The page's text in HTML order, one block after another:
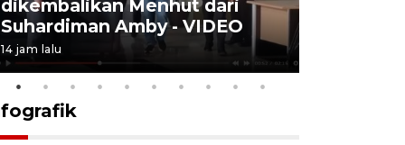
dikembalikan Menhut dari
Suhardiman Amby - VIDEO
14 jam lalu